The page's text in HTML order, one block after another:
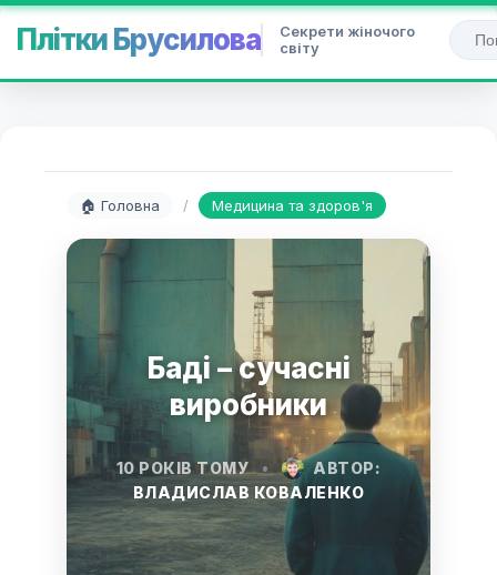
Плітки Брусилова
Секрети жіночого
світу
🏠 Головна / Медицина та здоров'я
Баді – сучасні
виробники
10 РОКІВ ТОМУ •
АВТОР:
ВЛАДИСЛАВ КОВАЛЕНКО